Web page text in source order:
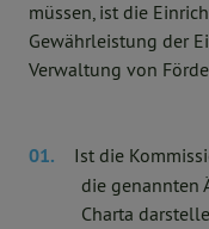
müssen, ist die
Gewährleistung der
Verwaltung von
Ist die
die genannten
Charta